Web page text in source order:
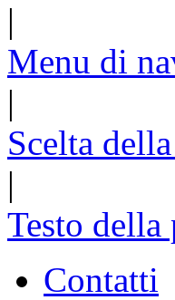
|
Menu di
|
Scelta
|
Testo della
Contatti